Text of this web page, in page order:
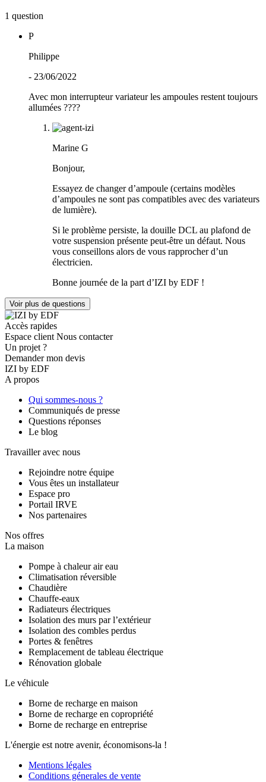
1 question
P
Philippe
- 23/06/2022
Avec mon interrupteur variateur les ampoules restent toujours
allumées ????
Marine G
Bonjour,
Essayez de changer d’ampoule (certains modèles
d’ampoules ne sont pas compatibles avec des variateurs
de lumière).
Si le problème persiste, la douille DCL au plafond de
votre suspension présente peut-être un défaut. Nous
vous conseillons alors de vous rapprocher d’un
électricien.
Bonne journée de la part d’IZI by EDF !
Voir plus de questions
Accès rapides
Espace client Nous contacter
Un projet ?
Demander mon devis
IZI by EDF
A propos
Qui sommes-nous ?
Communiqués de presse
Questions réponses
Le blog
Travailler avec nous
Rejoindre notre équipe
Vous êtes un installateur
Espace pro
Portail IRVE
Nos partenaires
Nos offres
La maison
Pompe à chaleur air eau
Climatisation réversible
Chaudière
Chauffe-eaux
Radiateurs électriques
Isolation des murs par l’extérieur
Isolation des combles perdus
Portes & fenêtres
Remplacement de tableau électrique
Rénovation globale
Le véhicule
Borne de recharge en maison
Borne de recharge en copropriété
Borne de recharge en entreprise
L'énergie est notre avenir, économisons-la !
Mentions légales
Conditions génerales de vente